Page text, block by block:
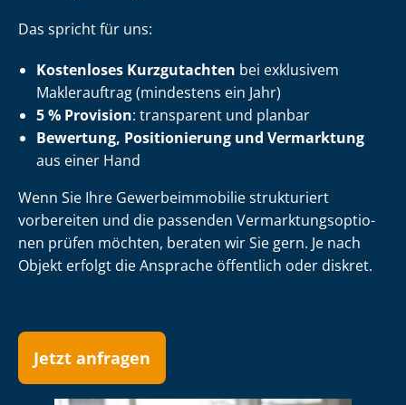
Das spricht für uns:
Kostenloses Kurzgutachten bei exklusivem
Maklerauftrag (mindestens ein Jahr)
5 % Provision: transparent und planbar
Bewertung, Positionierung und Vermarktung
aus einer Hand
Wenn Sie Ihre Ge­wer­be­im­mo­bi­lie strukturiert
vorbereiten und die passenden Ver­mark­tungs­op­tio­
nen prüfen möchten, beraten wir Sie gern. Je nach
Objekt erfolgt die Ansprache öffentlich oder diskret.
Jetzt anfragen